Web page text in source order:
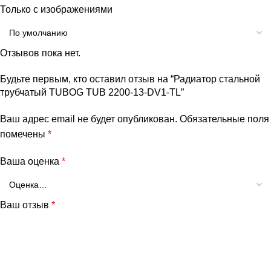
Только с изображениями
Отзывов пока нет.
Будьте первым, кто оставил отзыв на “Радиатор стальной
трубчатый TUBOG TUB 2200-13-DV1-TL”
Ваш адрес email не будет опубликован. Обязательные поля
помечены *
Ваша оценка *
Ваш отзыв *